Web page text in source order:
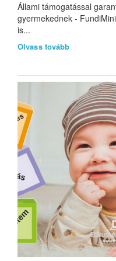
Állami támogatással
gyermekednek -
is...
Olvass tovább